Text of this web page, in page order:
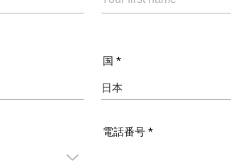
国 *
電話番号 *